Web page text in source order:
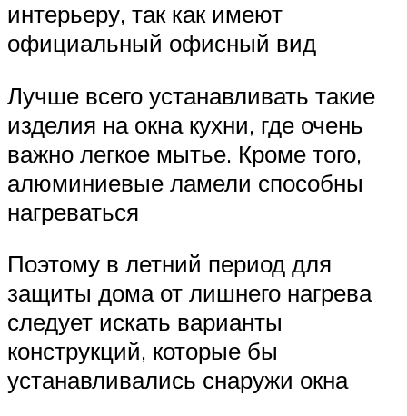
интерьеру, так как имеют
официальный офисный вид
Лучше всего устанавливать такие
изделия на окна кухни, где очень
важно легкое мытье. Кроме того,
алюминиевые ламели способны
нагреваться
Поэтому в летний период для
защиты дома от лишнего нагрева
следует искать варианты
конструкций, которые бы
устанавливались снаружи окна